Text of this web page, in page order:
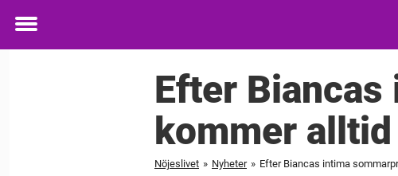
Toggle
Efter
kommer
Nöjeslivet » Nyheter » Efter Biancas intima